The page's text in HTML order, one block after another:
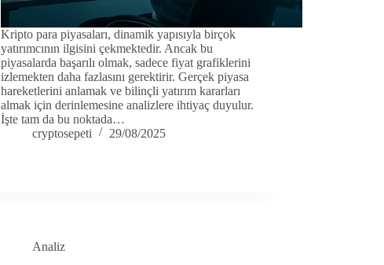
Kripto para piyasaları, dinamik yapısıyla birçok
yatırımcının ilgisini çekmektedir. Ancak bu
piyasalarda başarılı olmak, sadece fiyat grafiklerini
izlemekten daha fazlasını gerektirir. Gerçek piyasa
hareketlerini anlamak ve bilinçli yatırım kararları
almak için derinlemesine analizlere ihtiyaç duyulur.
İşte tam da bu noktada…
cryptosepeti
29/08/2025
Analiz